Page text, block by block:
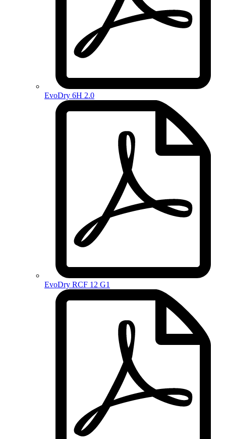
EvoDry 6H 2.0
EvoDry RCF 12 G1